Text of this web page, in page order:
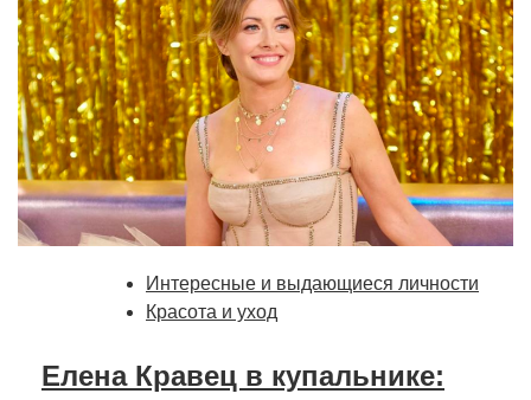
Интересные и выдающиеся личности
Красота и уход
Елена Кравец в купальнике: